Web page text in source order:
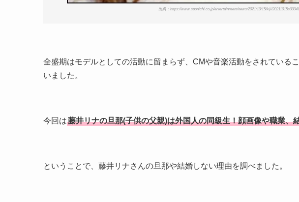
出典：https://www.sponichi.co.jp/entertainment/news/2021/10/15/kiji/
全盛期はモデルとしての活動に留まらず、CMや音楽活動をされている
いました。
今回は藤井リナの旦那(子供の父親)は外国人の同級生！顔画像や職業、
ということで、藤井リナさんの旦那や結婚しない理由を調べました。